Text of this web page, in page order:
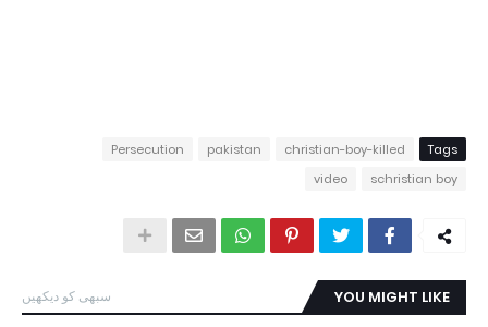
Tags
christian-boy-killed
pakistan
Persecution
schristian boy
video
YOU MIGHT LIKE سبھی کو دیکھیں